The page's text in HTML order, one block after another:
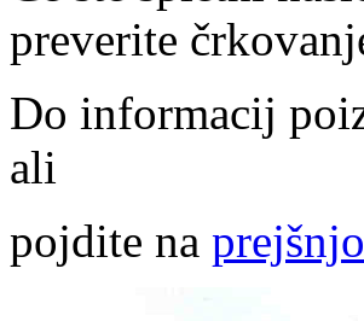
preverite
Do informacij
ali
pojdite na